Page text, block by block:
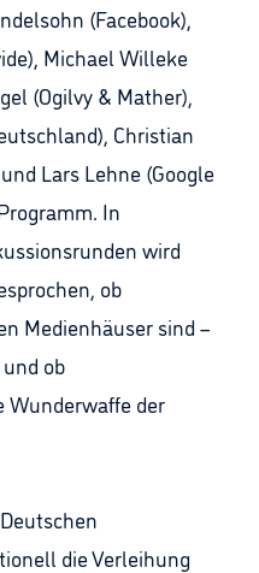
(Facebook),
Michael Willeke
(Ogilvy & Mather),
Christian
Lars Lehne (Google
In
wird
ob
Medienhäuser sind –
ob
Wunderwaffe der
die Verleihung